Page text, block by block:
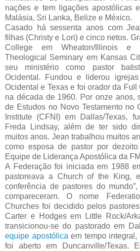
nações e tem ligações apostólicas
Malásia, Sri Lanka, Belize e México.
Casado há sessenta anos com
filhas (Christy e Lori) e cinco netos.
College em Wheaton/Illinois e
Theological Seminary em Kansas
seu ministério como pastor
Ocidental. Fundou e liderou
Ocidental e Texas e foi orador da
na década de 1960. Por onze anos,
de Estudos no Novo Testamento no
Institute (CFNI) em Dallas/Texas,
Freda Lindsay, além de ter sido
muitos anos. Jean trabalhou muitos
como esposa de pastor por
Equipe de Liderança Apostólica da
A Federação foi iniciada em 1988
pastoreava a Church of the King,
conferência de pastores do
compareceram. O nome
Churches foi decidido pelos
Carter e Hodges em Little Rock/
transicionou-se do pastorado em
equipe apostólicaem tempo integral,
foi aberto em Duncanville/Texas.